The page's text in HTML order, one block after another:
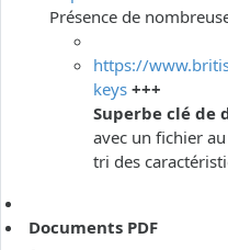
Présence de
https://
keys +++
Superbe clé de
avec un fichier
tri des
Documents PDF